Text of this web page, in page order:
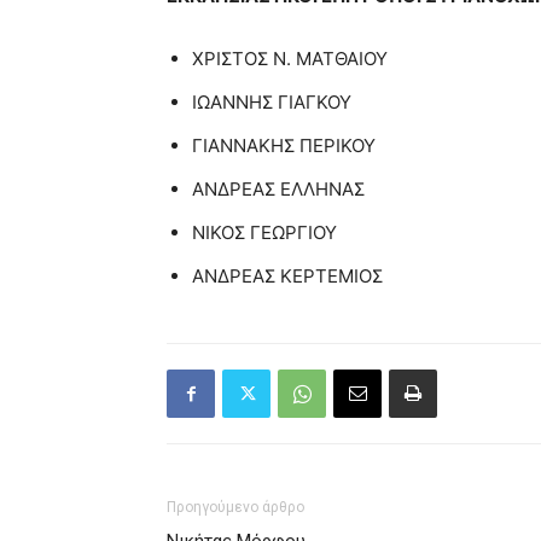
ΧΡΙΣΤΟΣ Ν. ΜΑΤΘΑΙΟΥ
ΙΩΑΝΝΗΣ ΓΙΑΓΚΟΥ
ΓΙΑΝΝΑΚΗΣ ΠΕΡΙΚΟΥ
ΑΝΔΡΕΑΣ ΕΛΛΗΝΑΣ
ΝΙΚΟΣ ΓΕΩΡΓΙΟΥ
ΑΝΔΡΕΑΣ ΚΕΡΤΕΜΙΟΣ
Προηγούμενο άρθρο